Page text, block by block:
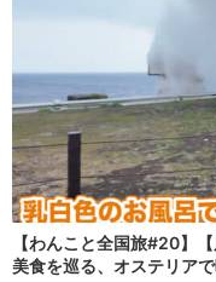
【わんこと全国旅#20】
美食を巡る、オステリア